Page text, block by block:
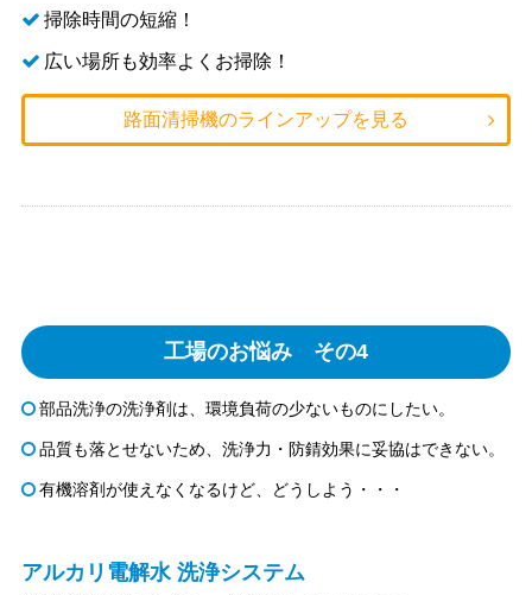
掃除時間の短縮！
広い場所も効率よくお掃除！
路面清掃機のラインアップを見る
工場のお悩み その4
部品洗浄の洗浄剤は、環境負荷の少ないものにしたい。
品質も落とせないため、洗浄力・防錆効果に妥協はできない。
有機溶剤が使えなくなるけど、どうしよう・・・
アルカリ電解水 洗浄システム